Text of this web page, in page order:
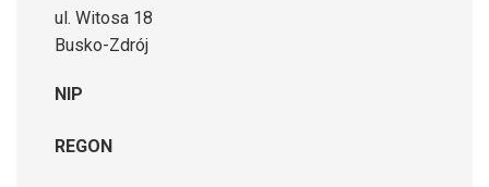
ul. Witosa 18
Busko-Zdrój
NIP
REGON